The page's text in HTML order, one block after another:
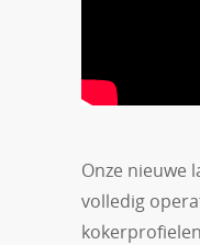
Onze nieuwe
volledig